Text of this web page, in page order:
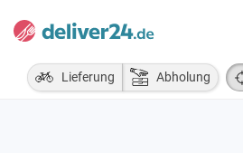
Lieferung Abholung